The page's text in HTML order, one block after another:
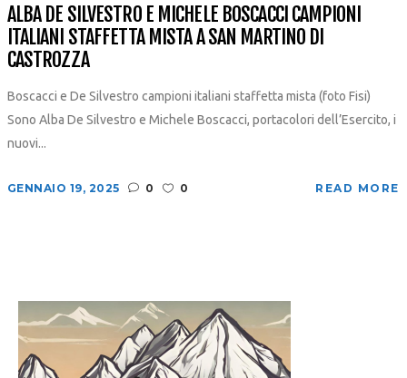
ALBA DE SILVESTRO E MICHELE BOSCACCI CAMPIONI
ITALIANI STAFFETTA MISTA A SAN MARTINO DI
CASTROZZA
Boscacci e De Silvestro campioni italiani staffetta mista (foto Fisi)
Sono Alba De Silvestro e Michele Boscacci, portacolori dell’Esercito, i
nuovi...
GENNAIO 19, 2025 0 0 READ MORE